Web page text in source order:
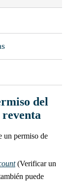
del
un permiso de
(Verificar un
puede